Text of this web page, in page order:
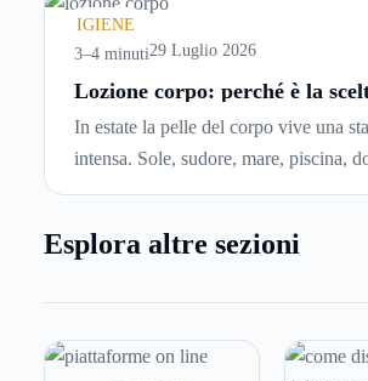
chiedersi se è possibile
locazioneprima che scada. In questa
capiremo come inviare la disdetta per
IGIENE
3–4 minuti29 Luglio 2026
Lozione corpo: perché è la
In estate la pelle del corpo vive una
intensa. Sole, sudore, mare, piscina,
frequenti e aria condizionata possono
meno confortevole. Eppure, proprio
o difficili da assorbire.
Esplora altre sezioni